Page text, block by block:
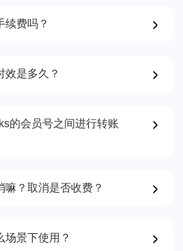
续费吗？
效是多久？
的会员号之间进行转账
嘛？取消是否收费？
场景下使用？